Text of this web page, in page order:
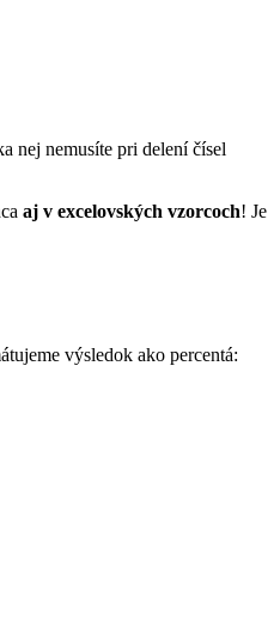
nej nemusíte pri delení čísel
aj v excelovských vzorcoch! Je
výsledok ako percentá: